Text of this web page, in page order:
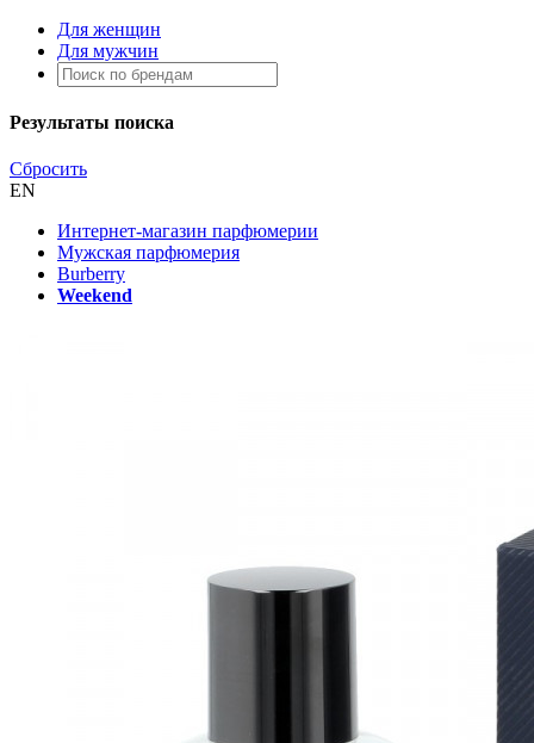
Для женщин
Для мужчин
Результаты поиска
Сбросить
EN
Интернет-магазин парфюмерии
Мужская парфюмерия
Burberry
Weekend